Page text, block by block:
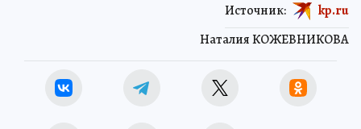
Наталия КОЖЕВНИКОВА
Источник: kp.ru